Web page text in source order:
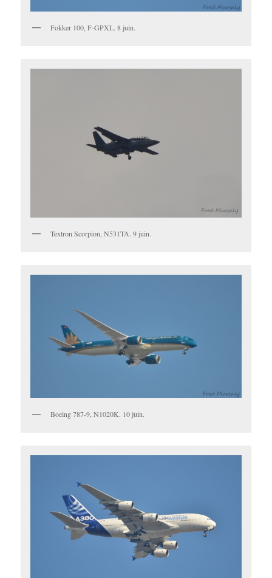
Fokker 100, F-GPXL. 8 juin.
Textron Scorpion, N531TA. 9 juin.
Boeing 787-9, N1020K. 10 juin.